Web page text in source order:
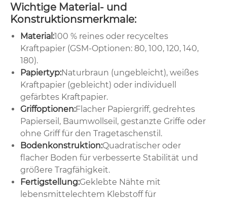
Wichtige Material- und
Konstruktionsmerkmale:
Material:100 % reines oder recyceltes
Kraftpapier (GSM-Optionen: 80, 100, 120, 140,
180).
Papiertyp:Naturbraun (ungebleicht), weißes
Kraftpapier (gebleicht) oder individuell
gefärbtes Kraftpapier.
Griffoptionen:Flacher Papiergriff, gedrehtes
Papierseil, Baumwollseil, gestanzte Griffe oder
ohne Griff für den Tragetaschenstil.
Bodenkonstruktion:Quadratischer oder
flacher Boden für verbesserte Stabilität und
größere Tragfähigkeit.
Fertigstellung:Geklebte Nähte mit
lebensmittelechtem Klebstoff für